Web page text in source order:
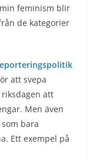
feminism blir
de kategorier
att svepa
att
Men även
bara
Ett exempel på